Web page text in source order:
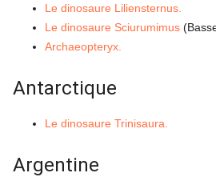
Le dinosaure Liliensternus.
Le dinosaure Sciurumimus
Archaeopteryx.
Antarctique
Le dinosaure Trinisaura.
Argentine